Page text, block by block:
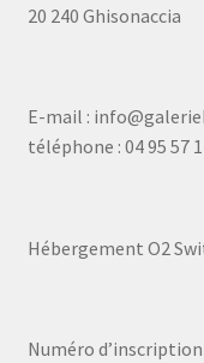
20 240 Ghisonaccia
E-mail :
téléphone : 04 95 57
Hébergement O2
Numéro